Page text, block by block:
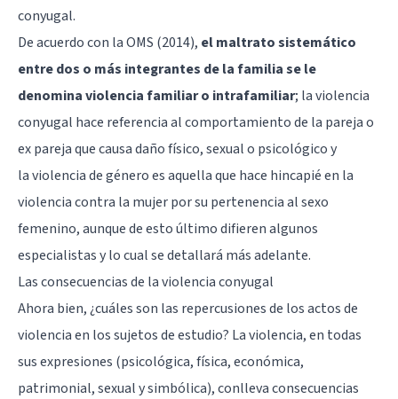
conyugal.
De acuerdo con la OMS (2014), el maltrato sistemático
entre dos o más integrantes de la familia se le
denomina violencia familiar o intrafamiliar; la violencia
conyugal hace referencia al comportamiento de la pareja o
ex pareja que causa daño físico, sexual o psicológico y
laviolencia de géneroes aquella que hace hincapié en la
violencia contra la mujer por su pertenencia al sexo
femenino, aunque de esto último difieren algunos
especialistas y lo cual se detallará más adelante.
Las consecuencias de la violencia conyugal
Ahora bien, ¿cuáles son las repercusiones de los actos de
violencia en los sujetos de estudio? La violencia, en todas
sus expresiones (psicológica, física, económica,
patrimonial, sexual y simbólica), conlleva consecuencias